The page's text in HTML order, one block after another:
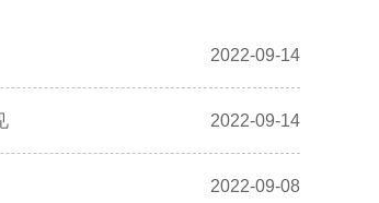
2022-09-14
2022-09-14
2022-09-08